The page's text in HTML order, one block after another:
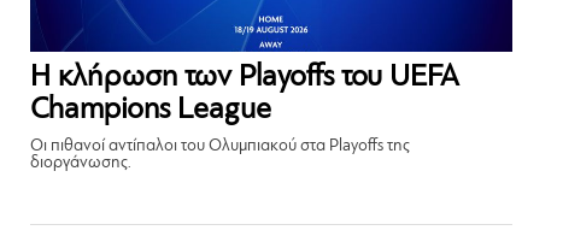
Η κλήρωση των Playoffs του UEFA
Champions League
Οι πιθανοί αντίπαλοι του Ολυμπιακού στα Playoffs της
διοργάνωσης.